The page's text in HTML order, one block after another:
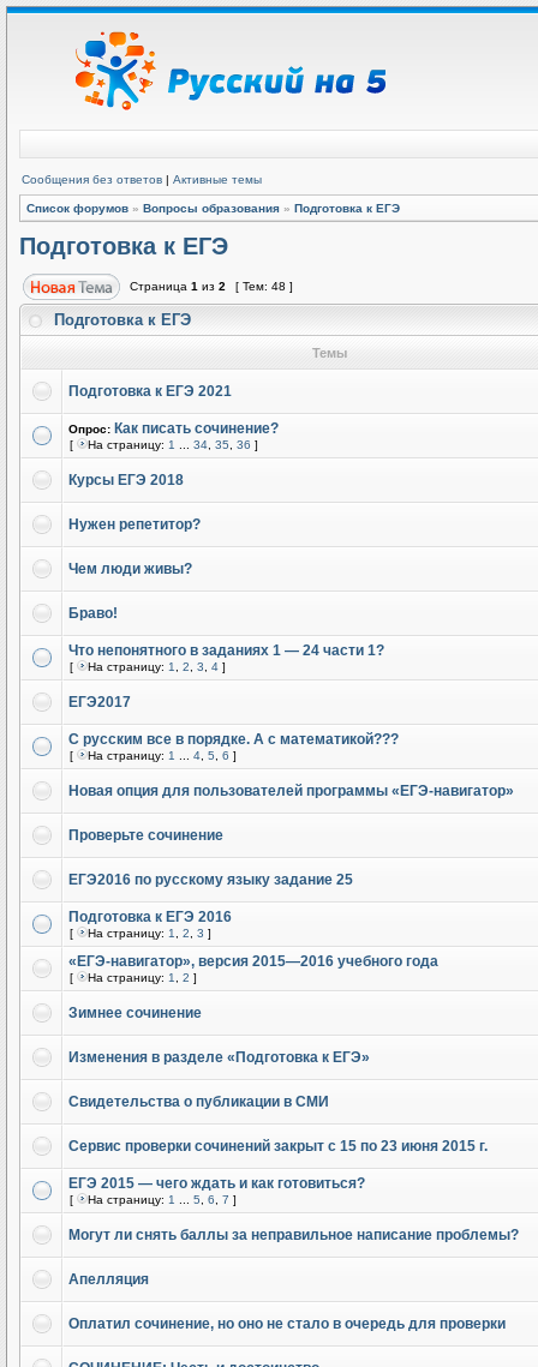
Сообщения без ответов | Активные темы
Список форумов » Вопросы образования » Подготовка к ЕГЭ
Подготовка к ЕГЭ
Страница 1 из 2 [ Тем: 48 ]
Подготовка к ЕГЭ
Темы
Подготовка к ЕГЭ 2021
Опрос: Как писать сочинение?
[ На страницу: 1 34 35 36 ]
Курсы ЕГЭ 2018
Нужен репетитор?
Чем люди живы?
Браво!
Что непонятного в заданиях 1 — 24 части 1?
[ На страницу: 1 2 3 4 ]
ЕГЭ2017
С русским все в порядке. А с математикой???
[ На страницу: 1 4 5 6 ]
Новая опция для пользователей программы «ЕГЭ-навигатор»
Проверьте сочинение
ЕГЭ2016 по русскому языку задание 25
Подготовка к ЕГЭ 2016
[ На страницу: 1 2 3 ]
«ЕГЭ-навигатор», версия 2015—2016 учебного года
[ На страницу: 1 2 ]
Зимнее сочинение
Изменения в разделе «Подготовка к ЕГЭ»
Свидетельства о публикации в СМИ
Сервис проверки сочинений закрыт с 15 по 23 июня 2015 г.
ЕГЭ 2015 — чего ждать и как готовиться?
[ На страницу: 1 5 6 7 ]
Могут ли снять баллы за неправильное написание проблемы?
Апелляция
Оплатил сочинение, но оно не стало в очередь для проверки